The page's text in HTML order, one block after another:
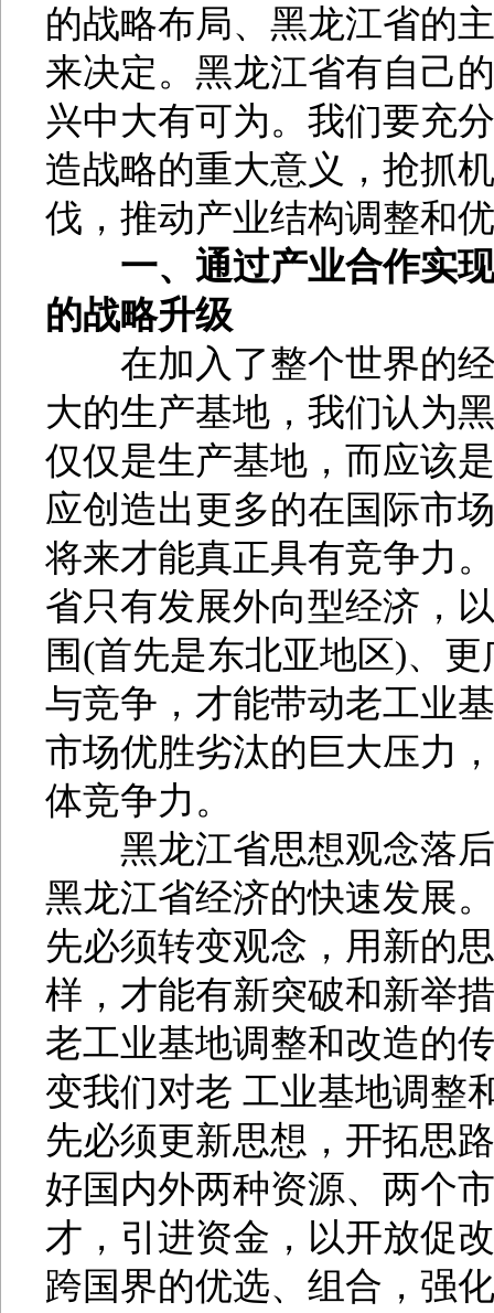
的战略布局、黑龙江省的
来决定。黑龙江省有自己
兴中大有可为。我们要充
造战略的重大意义，抢抓
伐，推动产业结构调整和
一、通过产业合作实
的战略升级
在加入了整个世界的经
大的生产基地，我们认为
仅仅是生产基地，而应该
应创造出更多的在国际市
将来才能真正具有竞争力
省只有发展外向型经济，
围(首先是东北亚地区)、
与竞争，才能带动老工业
市场优胜劣汰的巨大压力
体竞争力。
黑龙江省思想观念落后
黑龙江省经济的快速发展
先必须转变观念，用新的
样，才能有新突破和新举
老工业基地调整和改造的
变我们对老 工业基地调整
先必须更新思想，开拓思
好国内外两种资源、两个
才，引进资金，以开放促
跨国界的优选、组合，强